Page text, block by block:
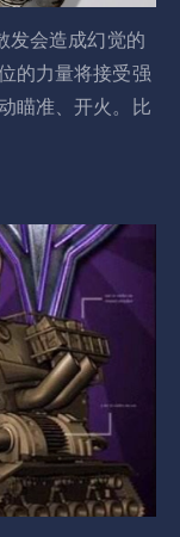
会造成幻觉的
的力量将接受强
瞄准、开火。比